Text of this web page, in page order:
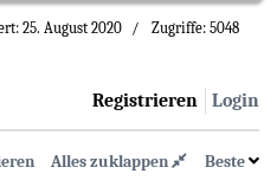
25. August 2020 Zugriffe: 5048
Login
Registrieren
Beste
Alles zuklappen